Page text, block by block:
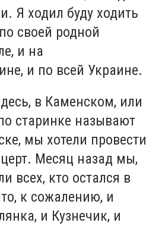
Я ходил буду ходить
своей родной
и на
и по всей Украине.
в Каменском, или
старинке называют
мы хотели провести
Месяц назад мы,
всех, кто остался в
к сожалению, и
и Кузнечик, и